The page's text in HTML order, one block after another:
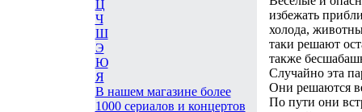
Ц
Ч
Ш
Э
Ю
Я
В нашем магазине более
1000 сериалов и концертов
избежать
холода,
таки решают
также
Случайно эта
Они решаются
По пути они